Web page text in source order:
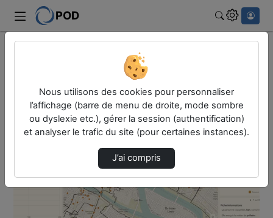
POD
Les métiers de Paris en 1300 Dashboard
Lire
la
Nous utilisons des cookies pour personnaliser
l’affichage (barre de menu de droite, mode sombre
ou dyslexie etc.), gérer la session (authentification)
et analyser le trafic du site (pour certaines instances).
J’ai compris